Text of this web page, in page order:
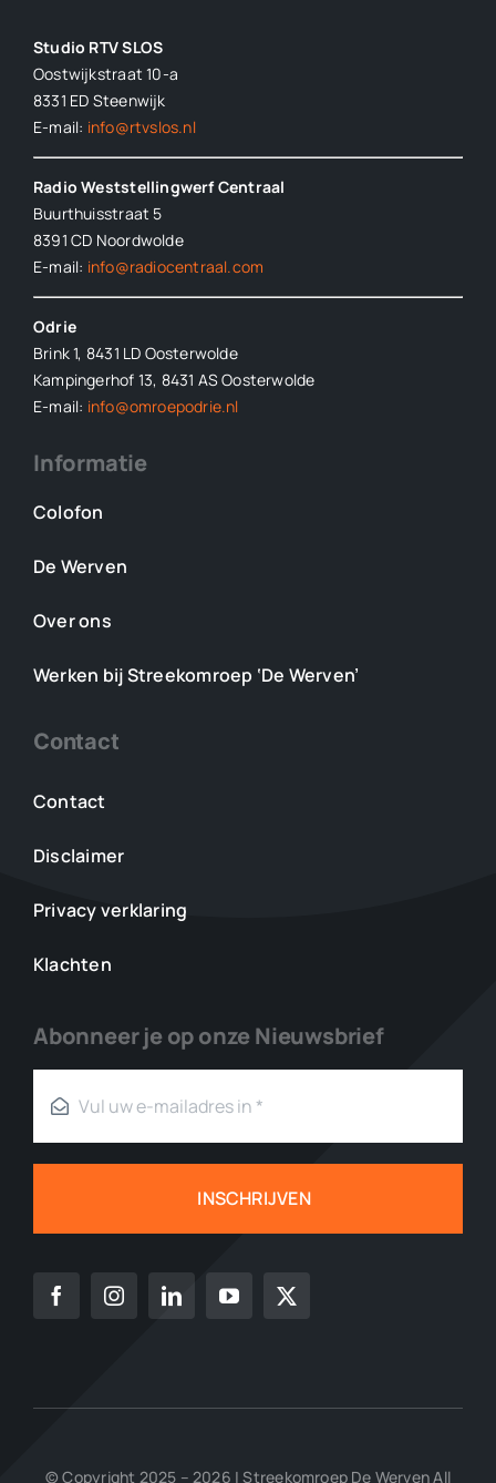
Studio RTV SLOS
Oostwijkstraat 10-a
8331 ED Steenwijk
E-mail: info@rtvslos.nl
Radio Weststellingwerf Centraal
Buurthuisstraat 5
8391 CD Noordwolde
E-mail: info@radiocentraal.com
Odrie
Brink 1, 8431 LD Oosterwolde
Kampingerhof 13, 8431 AS Oosterwolde
E-mail: info@omroepodrie.nl
Informatie
Colofon
De Werven
Over ons
Werken bij Streekomroep ‘De Werven’
Contact
Contact
Disclaimer
Privacy verklaring
Klachten
Abonneer je op onze Nieuwsbrief
INSCHRIJVEN
© Copyright 2025 – 2026 | Streekomroep De Werven All